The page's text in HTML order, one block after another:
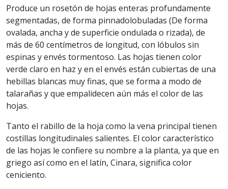
Produce un rosetón de hojas enteras profundamente
segmentadas, de forma pinnadolobuladas (De forma
ovalada, ancha y de superficie ondulada o rizada), de
más de 60 centímetros de longitud, con lóbulos sin
espinas y envés tormentoso. Las hojas tienen color
verde claro en haz y en el envés están cubiertas de una
hebillas blancas muy finas, que se forma a modo de
talarañas y que empalidecen aún más el color de las
hojas.
Tanto el rabillo de la hoja como la vena principal tienen
costillas longitudinales salientes. El color característico
de las hojas le confiere su nombre a la planta, ya que en
griego así como en el latín, Cinara, significa color
ceniciento.